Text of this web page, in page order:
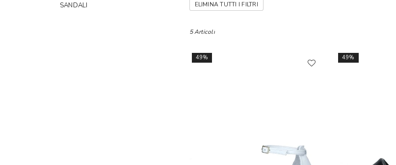
SANDALI
ELIMINA TUTTI I FILTRI
5 Articoli
49% 49%